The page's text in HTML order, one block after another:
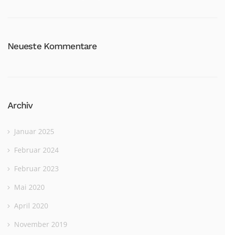
Neueste Kommentare
Archiv
Januar 2025
Februar 2024
Februar 2023
Mai 2020
April 2020
November 2019